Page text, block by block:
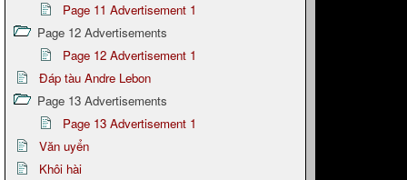
Page 11 Advertisement 1
Page 12 Advertisements
Page 12 Advertisement 1
Đáp tàu Andre Lebon
Page 13 Advertisements
Page 13 Advertisement 1
Văn uyển
Khôi hài